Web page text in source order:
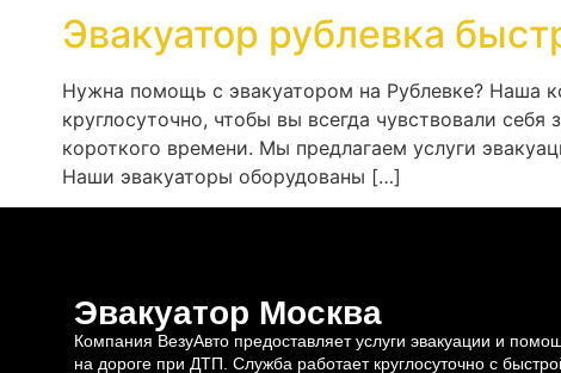
Эвакуатор рублевка
Нужна помощь с эвакуатором на Рублевке? Наша
круглосуточно, чтобы вы всегда чувствовали
короткого времени. Мы предлагаем услуги
Наши эвакуаторы оборудованы […]
Эвакуатор Москва
Компания ВезуАвто предоставляет услуги эвакуации и
на дороге при ДТП. Служба работает круглосуточно с